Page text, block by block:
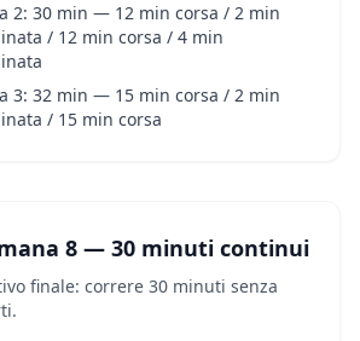
2: 30 min — 12 min corsa / 2 min
/ 12 min corsa / 4 min
3: 32 min — 15 min corsa / 2 min
/ 15 min corsa
8 — 30 minuti continui
finale: correre 30 minuti senza